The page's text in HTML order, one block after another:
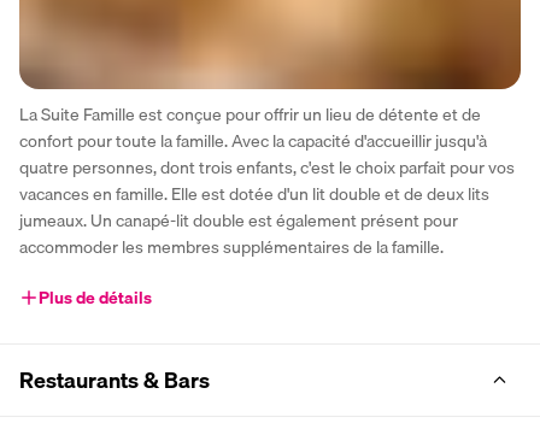
La Suite Famille est conçue pour offrir un lieu de détente et de
confort pour toute la famille. Avec la capacité d'accueillir jusqu'à
quatre personnes, dont trois enfants, c'est le choix parfait pour vos
vacances en famille. Elle est dotée d'un lit double et de deux lits
jumeaux. Un canapé-lit double est également présent pour
accommoder les membres supplémentaires de la famille.
Plus de détails
Restaurants & Bars